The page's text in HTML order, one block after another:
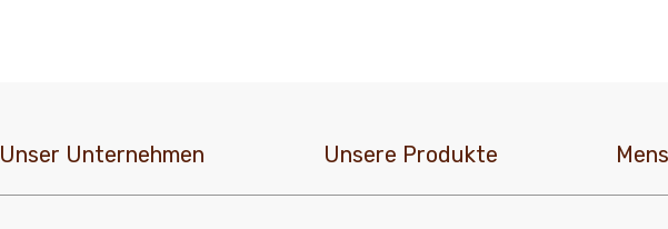
Unser Unternehmen Unsere Produkte